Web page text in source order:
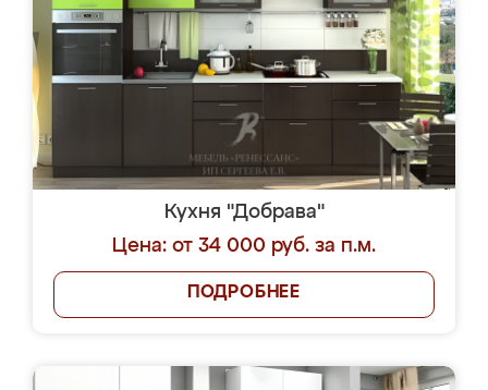
Кухня "Добрава"
Цена: от 34 000 руб. за п.м.
ПОДРОБНЕЕ